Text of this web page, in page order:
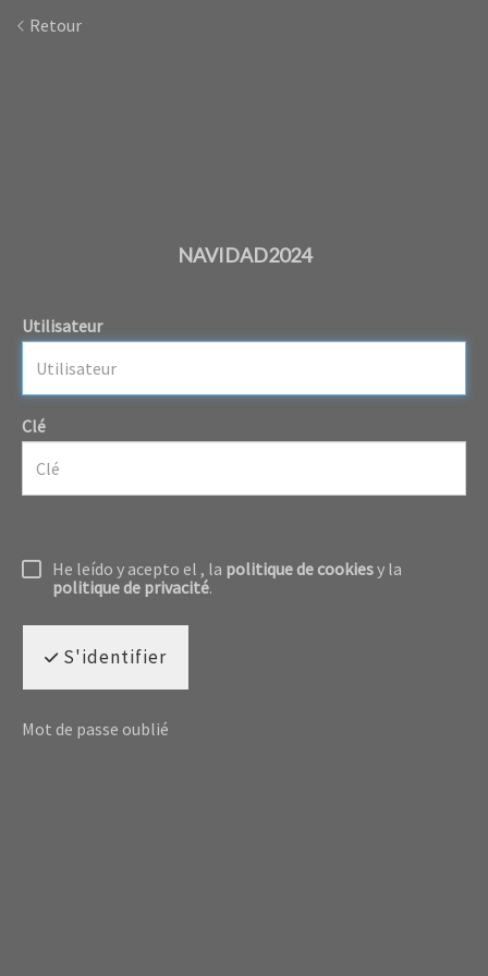
Retour
NAVIDAD2024
Utilisateur
Clé
He leído y acepto el , la politique de cookiesy la
politique de privacité.
S'identifier
Mot de passe oublié